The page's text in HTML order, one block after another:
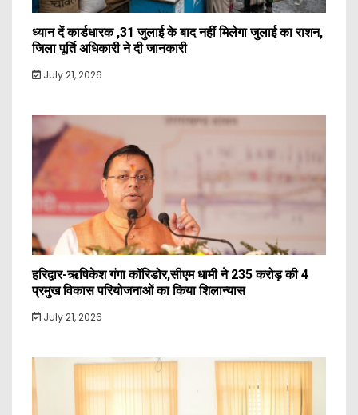
ध्यान दें कार्डधारक ,31 जुलाई के बाद नहीं मिलेगा जुलाई का राशन,
जिला पूर्ति अधिकारी ने दी जानकारी
July 21, 2026
हरिद्वार-ऋषिकेश गंगा कॉरिडोर,सीएम धामी ने 235 करोड़ की 4
प्रमुख विकास परियोजनाओं का किया शिलान्यास
July 21, 2026